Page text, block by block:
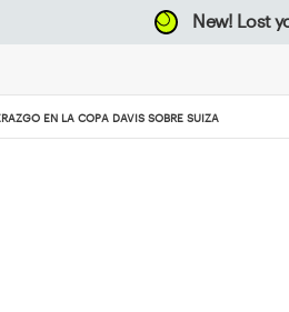
New! Lost
EN LA COPA DAVIS SOBRE SUIZA